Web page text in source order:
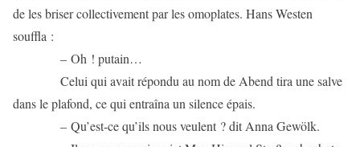
de les briser collectivement par les omoplates. Hans Westen
souffla :
– Oh ! putain…
Celui qui avait répondu au nom de Abend tira une salve
dans le plafond, ce qui entraîna un silence épais.
– Qu’est-ce qu’ils nous veulent ? dit Anna Gewölk.